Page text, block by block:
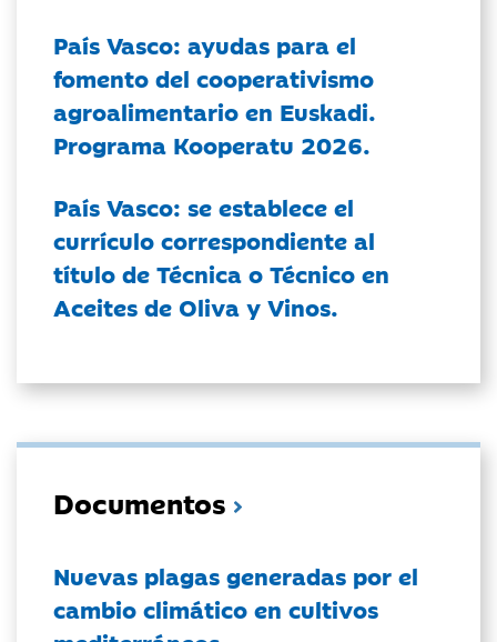
País Vasco: ayudas para el
fomento del cooperativismo
agroalimentario en Euskadi.
Programa Kooperatu 2026.
País Vasco: se establece el
currículo correspondiente al
título de Técnica o Técnico en
Aceites de Oliva y Vinos.
Documentos
Nuevas plagas generadas por el
cambio climático en cultivos